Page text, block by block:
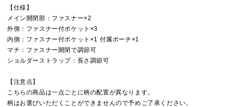
【仕様】
メイン開閉部：ファスナー×2
外側：ファスナー付ポケット×3
内側：ファスナー付ポケット×1 付属ポーチ×1
マチ：ファスナー開閉で調節可
ショルダーストラップ：長さ調節可
【注意点】
こちらの商品は一点ごとに柄の配置が異なります。
柄はお選びいただくことができませんので予めご了承ください。